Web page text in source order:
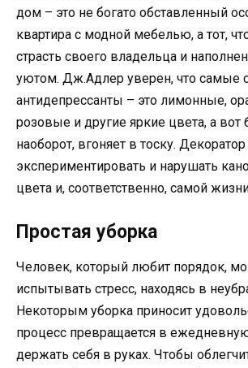
дом – это не богато обставленный
квартира с модной мебелью, а тот,
страсть своего владельца и
уютом. Дж.Адлер уверен, что самые
антидепрессанты – это лимонные,
розовые и другие яркие цвета, а
наоборот, вгоняет в тоску.
экспериментировать и нарушать
цвета и, соответственно, самой
Простая уборка
Человек, который любит порядок,
испытывать стресс, находясь в
Некоторым уборка приносит
процесс превращается в
держать себя в руках. Чтобы